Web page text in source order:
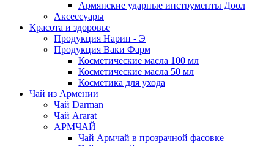
Армянские ударные инструменты Доол
Аксессуары
Красота и здоровье
Продукция Нарин - Э
Продукция Ваки Фарм
Косметические масла 100 мл
Косметические масла 50 мл
Косметика для ухода
Чай из Армении
Чай Darman
Чай Ararat
АРМЧАЙ
Чай Армчай в прозрачной фасовке